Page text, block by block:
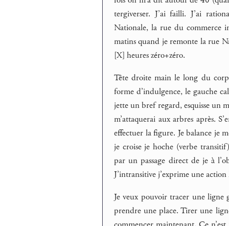
tergiverser. J’ai failli. J’ai
Nationale, la rue du commerce
matins quand je remonte la rue
[X] heures zéro+zéro.
Tête droite main le long du
forme d’indulgence, le gauche
jette un bref regard, esquisse un
m’attaquerai aux arbres après.
effectuer la figure. Je balance je
je croise je hoche (verbe
par un passage direct de je à
J’intransitive j’exprime une
Je veux pouvoir tracer une ligne
prendre une place. Tirer une